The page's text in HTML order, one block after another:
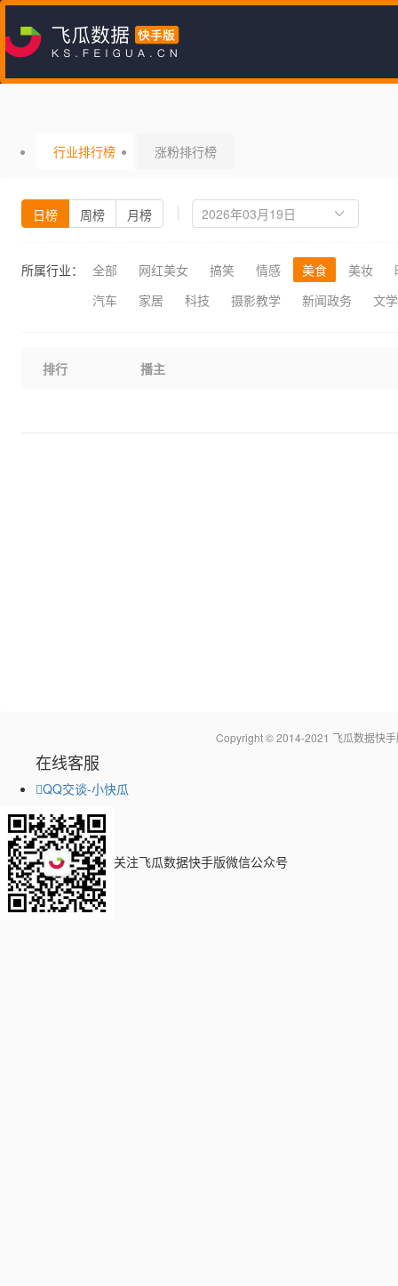
行业排行榜 涨粉排行榜
日榜 周榜 月榜
所属行业： 全部 网红美女 搞笑 情感 美食 美妆
汽车
家居 科技 摄影教学 新闻政务 文
排行 播主
Copyright © 2014-2021 飞瓜数据快
在线客服
QQ交谈-小快瓜
关注飞瓜数据快手版微信公众号